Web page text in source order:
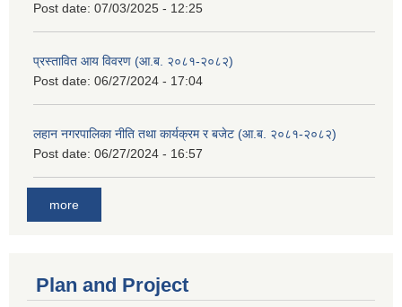
Post date: 07/03/2025 - 12:25
प्रस्तावित आय विवरण (आ.ब. २०८१-२०८२)
Post date: 06/27/2024 - 17:04
लहान नगरपालिका नीति तथा कार्यक्रम र बजेट (आ.ब. २०८१-२०८२)
Post date: 06/27/2024 - 16:57
more
Plan and Project